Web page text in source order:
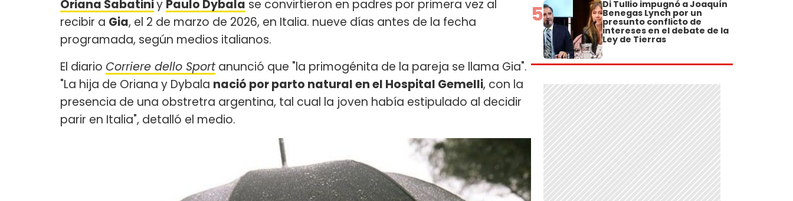
Oriana Sabatiniy Paulo Dybala se convirtieron en padres por primera vez al
recibir a Gia, el 2 de marzo de 2026, en Italia. nueve días antes de la fecha
programada, según medios italianos.
El diario Corriere dello Sportanunció que "la primogénita de la pareja se llama Gia".
"La hija de Oriana y Dybala nació por parto natural en el Hospital Gemelli, con la
presencia de una obstretra argentina, tal cual la joven había estipulado al decidir
parir en Italia", detalló el medio.
5 Di Tullio impugnó a Joaquín
Benegas Lynch por un
presunto conflicto de
intereses en el debate de la
Ley de Tierras